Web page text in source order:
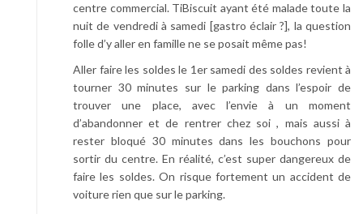
centre commercial. TiBiscuit ayant été malade toute la
nuit de vendredi à samedi [gastro éclair ?], la question
folle d’y aller en famille ne se posait même pas!
Aller faire les soldes le 1er samedi des soldes revient à
tourner 30 minutes sur le parking dans l’espoir de
trouver une place, avec l’envie à un moment
d’abandonner et de rentrer chez soi , mais aussi à
rester bloqué 30 minutes dans les bouchons pour
sortir du centre. En réalité, c’est super dangereux de
faire les soldes. On risque fortement un accident de
voiture rien que sur le parking.